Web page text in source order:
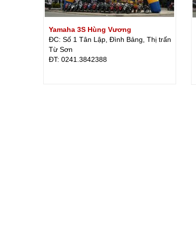
Yamaha 3S Hùng Vương
ĐC: Số 1 Tân Lập, Đình Bảng, Thị trấn
Từ Sơn
ÐT: 0241.3842388